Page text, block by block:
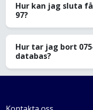
Hur kan jag sluta
97?
Hur tar jag bort
databas?